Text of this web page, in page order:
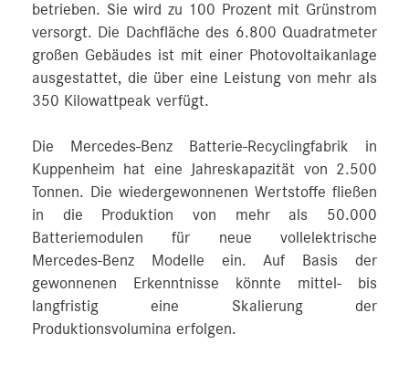
betrieben. Sie wird zu 100 Prozent mit Grünstrom
versorgt. Die Dachfläche des 6.800 Quadratmeter
großen Gebäudes ist mit einer Photovoltaikanlage
ausgestattet, die über eine Leistung von mehr als
350 Kilowattpeak verfügt.
Die Mercedes-Benz Batterie-Recyclingfabrik in
Kuppenheim hat eine Jahreskapazität von 2.500
Tonnen. Die wiedergewonnenen Wertstoffe fließen
in die Produktion von mehr als 50.000
Batteriemodulen für neue vollelektrische
Mercedes-Benz Modelle ein. Auf Basis der
gewonnenen Erkenntnisse könnte mittel- bis
langfristig eine Skalierung der
Produktionsvolumina erfolgen.